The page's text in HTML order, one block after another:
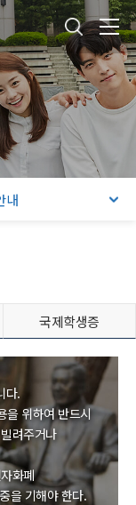
통합검색
내
국제학생증
다.
을 위하여 반드시
려주거나
화폐
을 기해야 한다.